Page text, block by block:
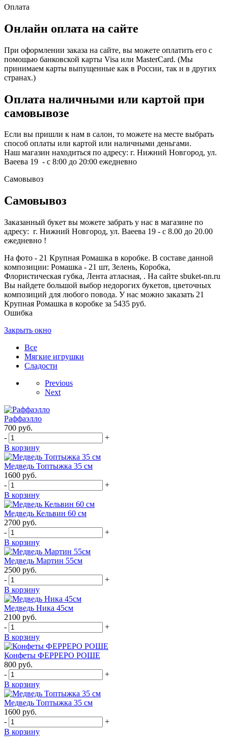
Оплата
Онлайн оплата на сайте
При оформлении заказа на сайте, вы можете оплатить его с
помощью банковской карты Visa или MasterCard. (Мы
принимаем карты выпущенные как в России, так и в других
странах.)
Оплата наличными или картой при
самовывозе
Если вы пришли к нам в салон, то можете на месте выбрать
способ оплаты или картой или наличными деньгами.
Наш магазин находиться по адресу: г. Нижний Новгород, ул.
Ваеева 19 - с 8:00 до 20:00 ежедневно
Самовывоз
Самовывоз
Заказанный букет вы можете забрать у нас в магазине по
адресу: г. Нижний Новгород, ул. Ваеева 19 - с 8.00 до 20.00
ежедневно !
На фото - 21 Крупная Ромашка в коробке. В составе данной
композиции: Ромашка - 21 шт, Зелень, Коробка,
Флористическая губка, Лента атласная, . На сайте sbuket-nn.ru
Вы найдете большой выбор недорогих букетов, цветочных
композиций для любого повода. У нас можно заказать 21
Крупная Ромашка в коробке за 5435 руб.
Ошибка
Закрыть окно
Все
Мягкие игрушки
Сладости
Previous
Next
Раффаэлло
700 руб.
-
+
В корзину
Медведь Топтыжка 35 см
1600 руб.
-
+
В корзину
Медведь Кельвин 60 см
2700 руб.
-
+
В корзину
Медведь Мартин 55см
2500 руб.
-
+
В корзину
Медведь Ника 45см
2100 руб.
-
+
В корзину
Конфеты ФЕРРЕРО РОШЕ
800 руб.
-
+
В корзину
Медведь Топтыжка 35 см
1600 руб.
-
+
В корзину